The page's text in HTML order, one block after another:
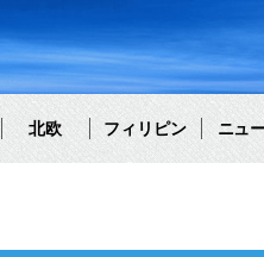
北欧 フィリピン ニュ